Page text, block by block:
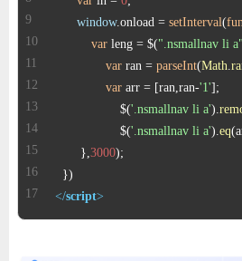
window. onload = setInterval(
var leng = $(".nsmallnav li a"
var ran = parseInt(Math
var arr = [ran,ran-'1'
                  $(
'.nsmallnav li a').
                  $(
'.nsmallnav li a'). eq
       },
3000
</script>